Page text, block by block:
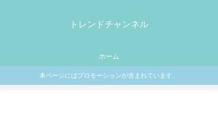
トレンドチャンネル
ホーム
本ページにはプロモーションが含まれています。